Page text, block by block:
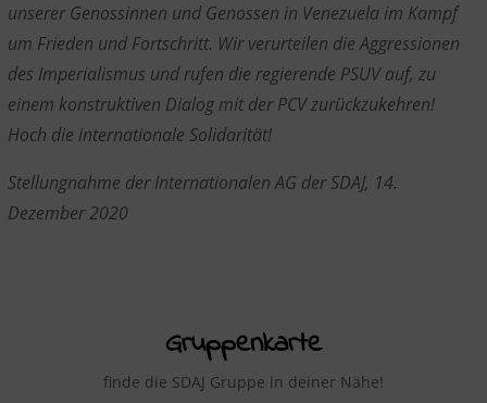
unserer Genossinnen und Genossen in Venezuela im Kampf
um Frieden und Fortschritt. Wir verurteilen die Aggressionen
des Imperialismus und rufen die regierende PSUV auf, zu
einem konstruktiven Dialog mit der PCV zurückzukehren!
Hoch die internationale Solidarität!
Stellungnahme der Internationalen AG der SDAJ, 14.
Dezember 2020
Gruppenkarte
finde die SDAJ Gruppe in deiner Nähe!